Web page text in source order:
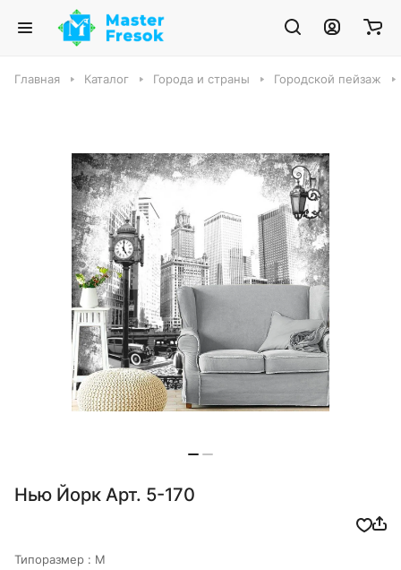
Главная Каталог Города и страны Городской пейзаж
Нью Йорк Арт. 5-170
Типоразмер : M